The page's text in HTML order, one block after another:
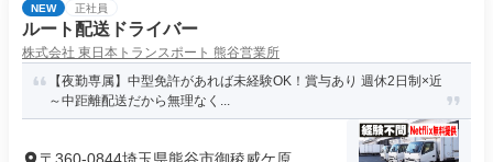
NEW 正社員
ルート配送ドライバー
株式会社 東日本トランスポート 熊谷営業所
【夜勤専属】中型免許があれば未経験OK！賞与あり 週休2日制×近
～中距離配送だから無理なく...